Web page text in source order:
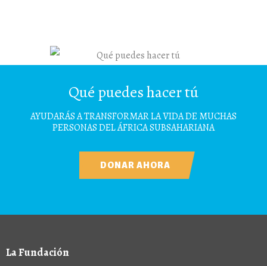
Qué puedes hacer tú
AYUDARÁS A TRANSFORMAR LA VIDA DE MUCHAS
PERSONAS DEL ÁFRICA SUBSAHARIANA
DONAR AHORA
La Fundación